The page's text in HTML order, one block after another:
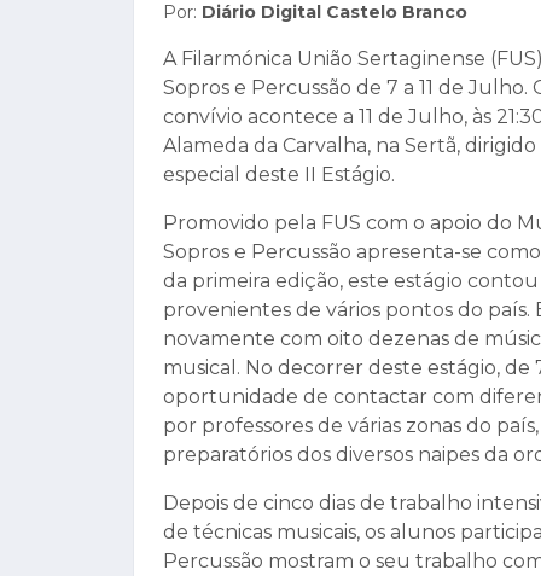
Por: Diário Digital Castelo Branco
A Filarmónica União Sertaginense
Sopros e Percussão de 7 a 11 de
convívio acontece a 11 de Julho, às
Alameda da Carvalha, na Sertã,
especial deste II Estágio.
Promovido pela FUS com o apoio do
Sopros e Percussão apresenta-se
da primeira edição, este estágio
provenientes de vários pontos do país.
novamente com oito dezenas de
musical. No decorrer deste estágio, de
oportunidade de contactar com
por professores de várias zonas do
preparatórios dos diversos naipes da
Depois de cinco dias de trabalho
de técnicas musicais, os alunos
Percussão mostram o seu trabalho